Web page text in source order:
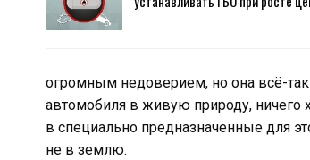
огромным недоверием, но она всё-
автомобиля в живую природу, ничего
в специально предназначенные для
не в землю.